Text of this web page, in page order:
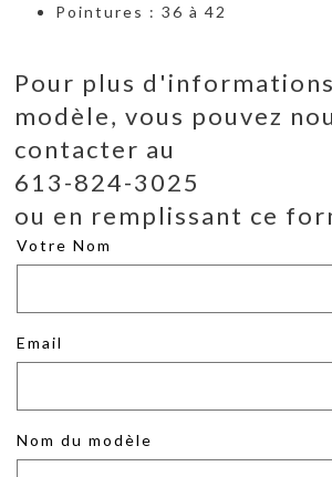
Pointures : 36 à 42
Pour plus
modèle, vous pouvez
contacter au
613-824-3025
ou en remplissant ce
Votre Nom
Email
Nom du modèle